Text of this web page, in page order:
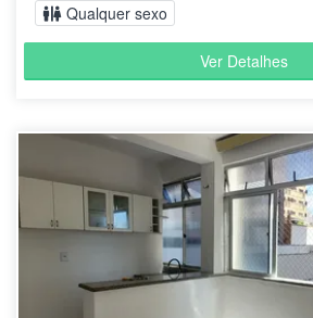
Qualquer sexo
Ver Detalhes